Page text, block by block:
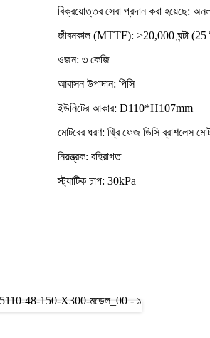
বিক্রয়োত্তর সেবা প্রদান করা হয়েছে:
জীবনকাল (MTTF): >20,000 ঘন্টা (25
ওজন: ৩ কেজি
আবাসন উপাদান: পিসি
ইউনিটের আকার: D110*H107mm
মোটরের ধরণ: থ্রি ফেজ ডিসি ব্রাশলেস
নিয়ন্ত্রক: বহিরাগত
স্ট্যাটিক চাপ: 30kPa